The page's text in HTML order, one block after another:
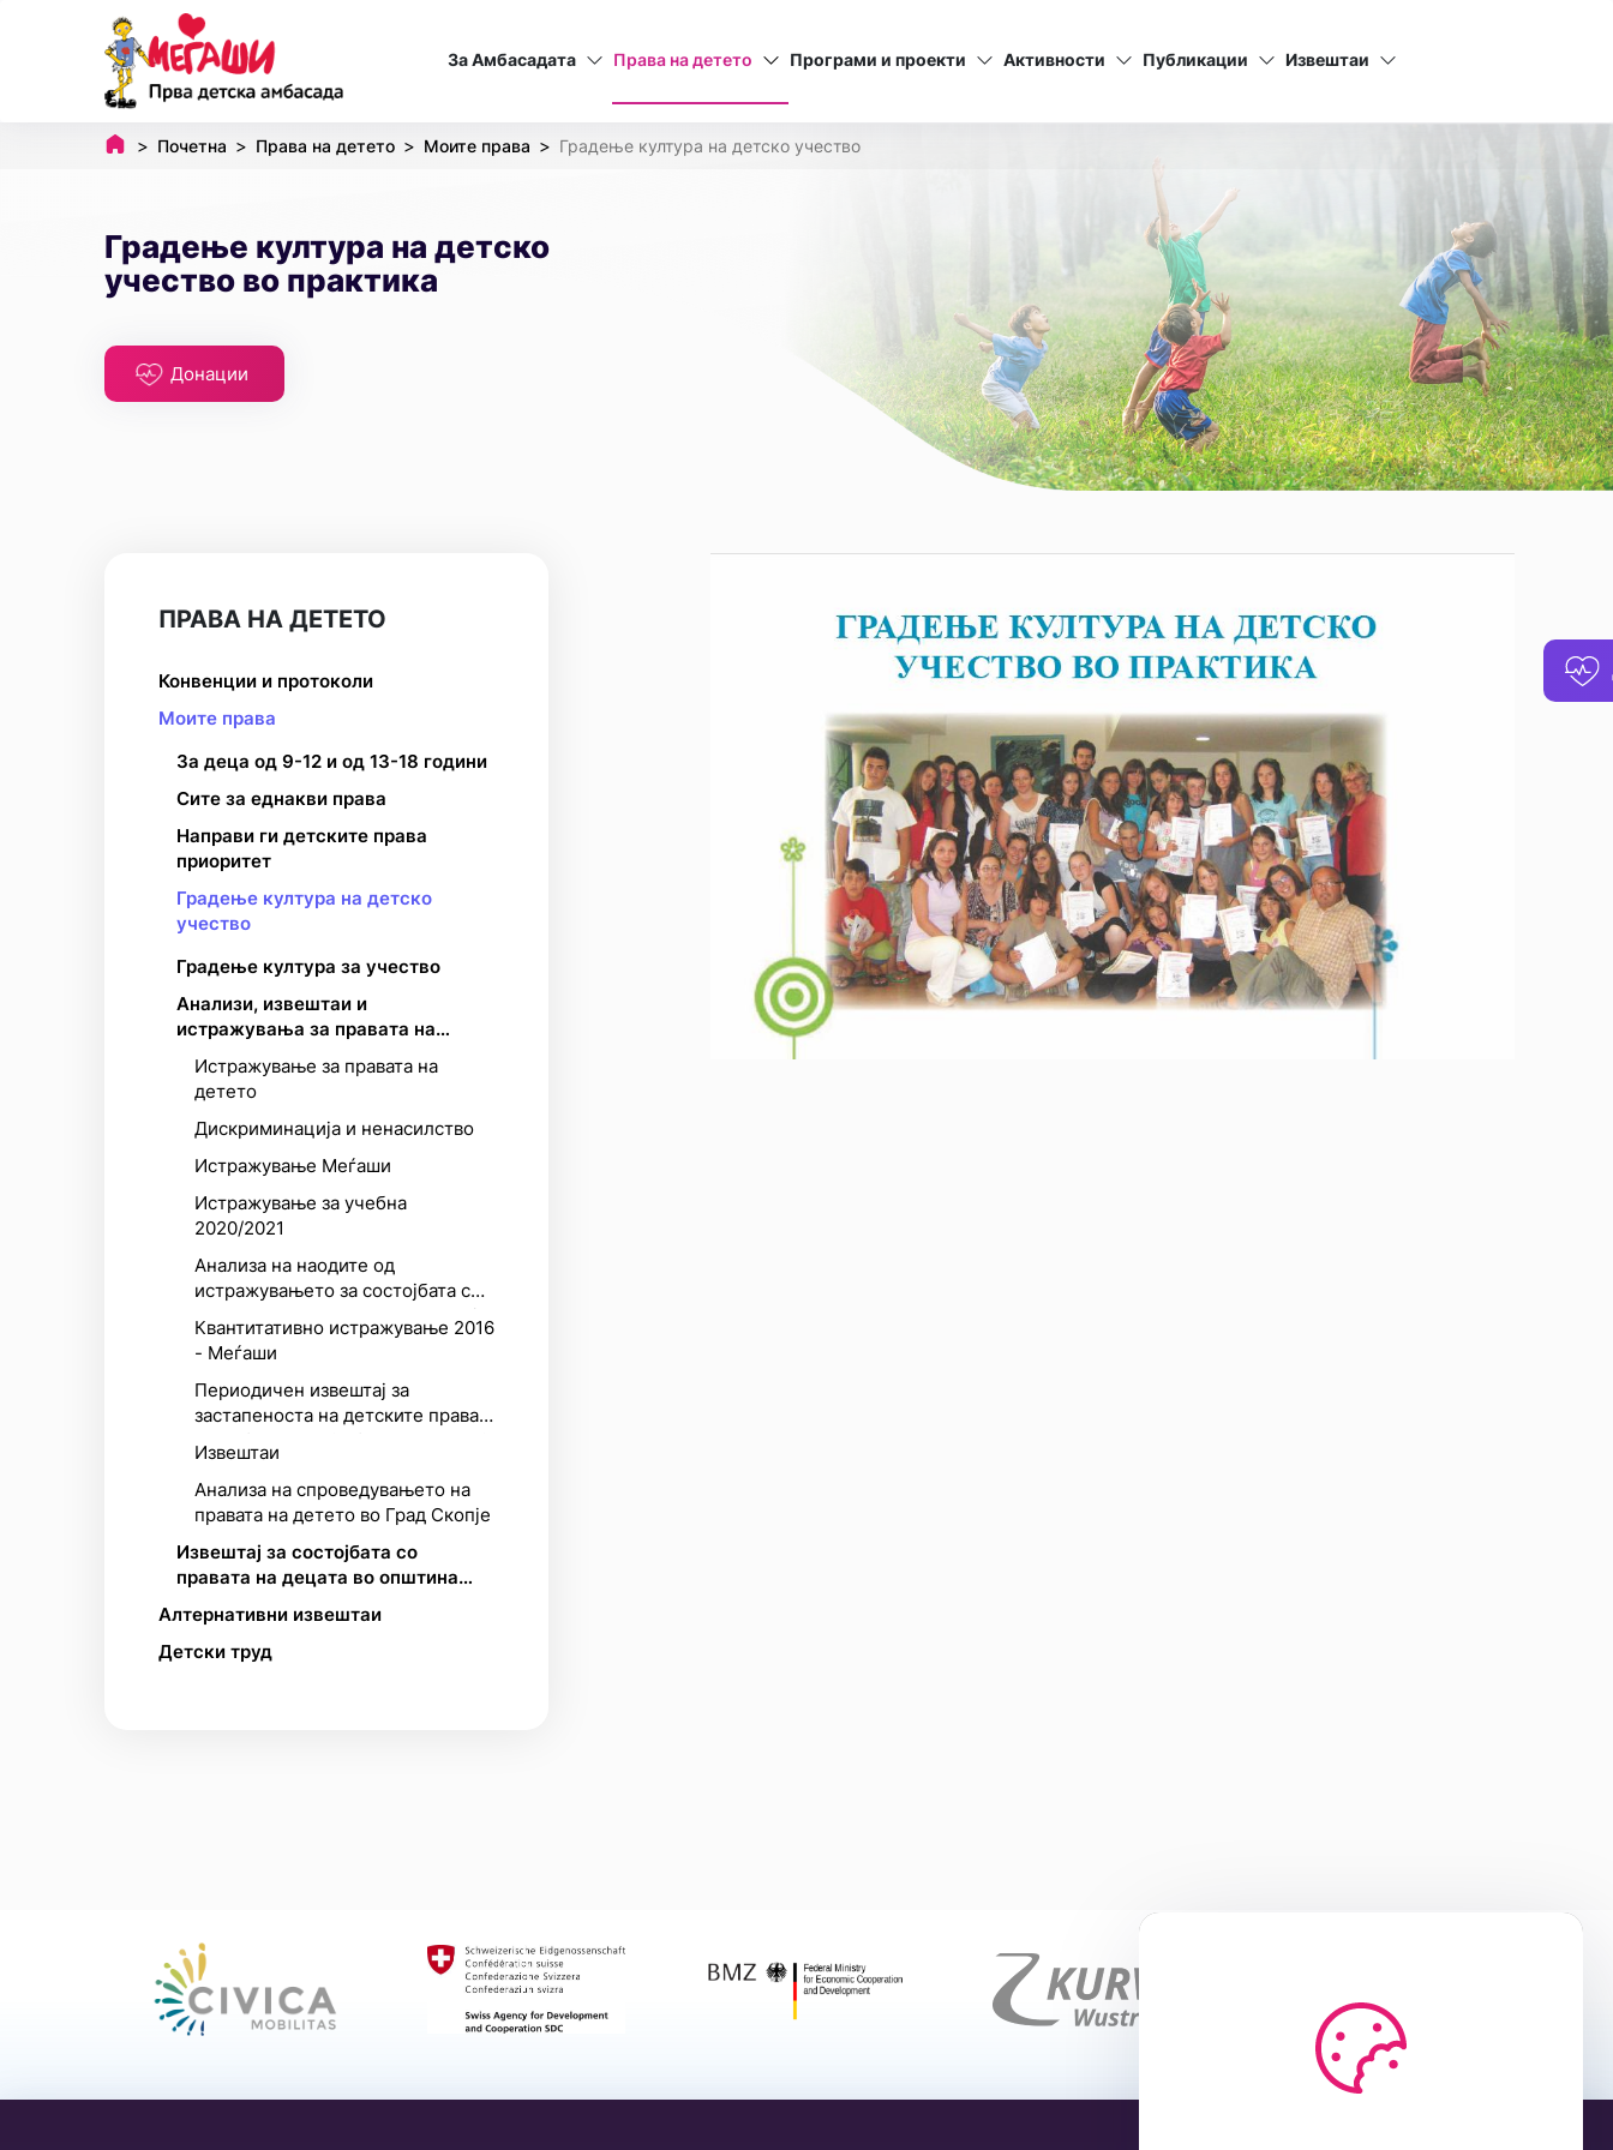
За Амбасадата Права на детето Програми и проекти Активности Публикации Извештаи
Почетна Права на детето Моите права Градење култура на детско учество
Градење култура на детско
учество во практика
Донации
ПРАВА НА ДЕТЕТО
Конвенции и протоколи
Моите права
За деца од 9-12 и од 13-18 години
Сите за еднакви права
Направи ги детските права
приоритет
Градење култура на детско
учество
Градење култура за учество
Анализи, извештаи и
истражувања за правата на
Истражување за правата на
детето
Дискриминација и ненасилство
Истражување Меѓаши
Истражување за учебна
2020/2021
Анализа на наодите од
истражувањето за состојбата со
правата на децата во Македонија
Квантитативно истражување 2016
- Меѓаши
Периодичен извештај за
застапеноста на детските права
Македонија
Извештаи
Анализа на спроведувањето на
правата на детето во Град Скопје
Извештај за состојбата со
правата на децата во општина
децата
Алтернативни извештаи
Детски труд